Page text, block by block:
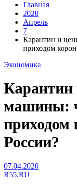
Главная
2020
Апрель
7
Карантин и
приходом
Экономика
машины:
приходом
России?
07.04.2020
R55.RU